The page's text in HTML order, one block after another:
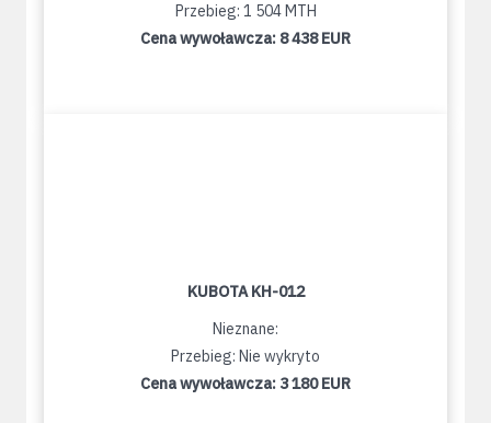
Przebieg: 1 504 MTH
Cena wywoławcza: 8 438 EUR
KUBOTA KH-012
Nieznane:
Przebieg: Nie wykryto
Cena wywoławcza: 3 180 EUR